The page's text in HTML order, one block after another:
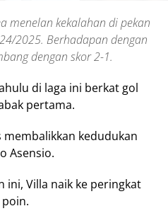
menelan kekalahan di pekan
2025. Berhadapan dengan
dengan skor 2-1.
di laga ini berkat gol
pertama.
membalikkan kedudukan
Asensio.
ini, Villa naik ke peringkat